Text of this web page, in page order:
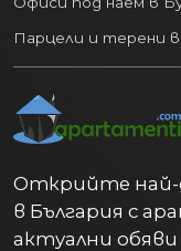
Парцели и терени
Открийте
в България с
актуални